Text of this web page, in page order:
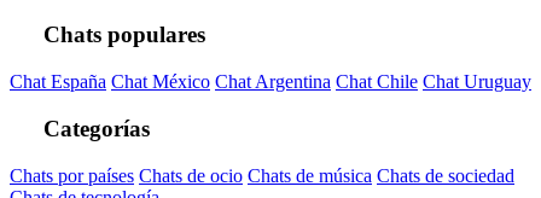
Chats populares
Chat España Chat México Chat Argentina Chat Chile Chat Uruguay
Categorías
Chats por países Chats de ocio Chats de música Chats de sociedad